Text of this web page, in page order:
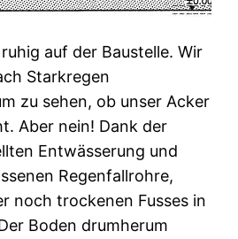
auf der Baustelle. Wir
Starkregen
zu sehen, ob unser Acker
Aber nein! Dank der
Entwässerung und
Regenfallrohre,
noch trockenen Fusses in
Boden drumherum